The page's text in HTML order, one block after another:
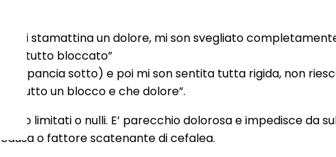
poi stamattina un dolore, mi son svegliato
tutto bloccato”
(o a pancia sotto) e poi mi son sentita tutta rigida, non
tutto un blocco e che dolore”.
limitati o nulli. E’ parecchio dolorosa e impedisce da
o fattore scatenante di cefalea.